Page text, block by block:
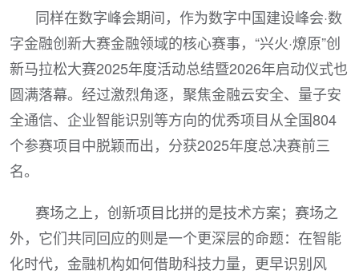
同样在数字峰会期间，作为数字中国建设峰会·数
字金融创新大赛金融领域的核心赛事，“兴火·燎原”创
新马拉松大赛2025年度活动总结暨2026年启动仪式也
圆满落幕。经过激烈角逐，聚焦金融云安全、量子安
全通信、企业智能识别等方向的优秀项目从全国804
个参赛项目中脱颖而出，分获2025年度总决赛前三
名。
赛场之上，创新项目比拼的是技术方案；赛场之
外，它们共同回应的则是一个更深层的命题：在智能
化时代，金融机构如何借助科技力量，更早识别风